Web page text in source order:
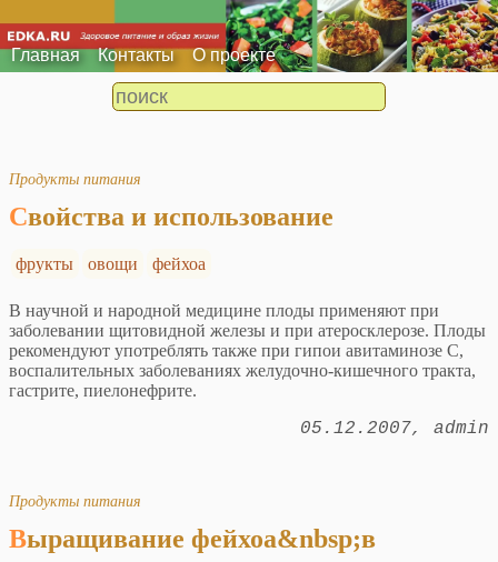
Главная Контакты О проекте
Продукты питания
Свойства и использование
фрукты овощи фейхоа
В научной и народной медицине плоды применяют при
заболевании щитовидной железы и при атеросклерозе. Плоды
рекомендуют употреблять также при гипои авитаминозе С,
воспалительных заболеваниях желудочно-кишечного тракта,
гастрите, пиелонефрите.
05.12.2007 admin
Продукты питания
Выращивание фейхоа&nbsp;в